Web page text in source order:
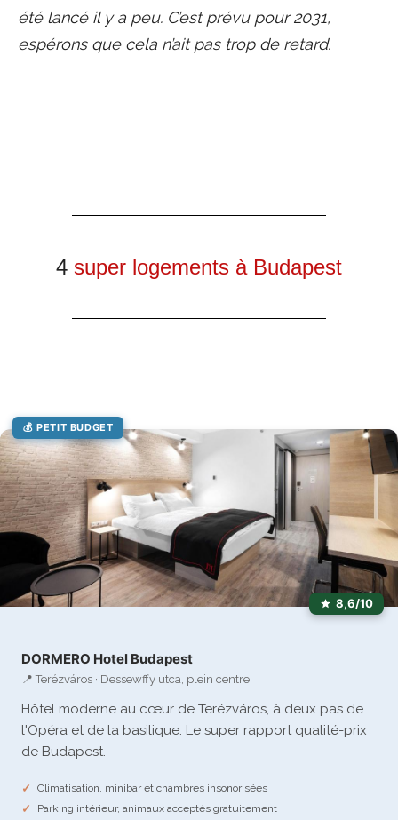
été lancé il y a peu. C’est prévu pour 2031,
espérons que cela n’ait pas trop de retard.
4 super logements à Budapest
💰 PETIT BUDGET
8,6/10
DORMERO Hotel Budapest
📍 Terézváros · Dessewffy utca, plein centre
Hôtel moderne au cœur de Terézváros, à deux pas de
l'Opéra et de la basilique. Le super rapport qualité-prix
de Budapest.
Climatisation, minibar et chambres insonorisées
Parking intérieur, animaux acceptés gratuitement